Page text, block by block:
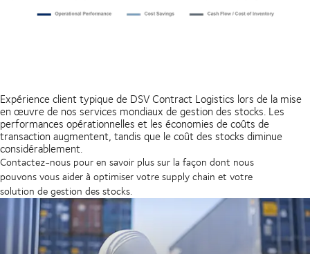
Expérience client typique de DSV Contract Logistics lors de la mise
en œuvre de nos services mondiaux de gestion des stocks. Les
performances opérationnelles et les économies de coûts de
transaction augmentent, tandis que le coût des stocks diminue
considérablement.
Contactez-nous pour en savoir plus sur la façon dont nous
pouvons vous aider à optimiser votre supply chain et votre
solution de gestion des stocks.